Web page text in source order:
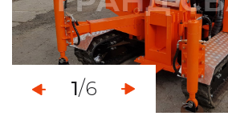
услуги по ремонту фундамента
укрепление ленточного фундамента
работа с любыми типами грунта
1/6